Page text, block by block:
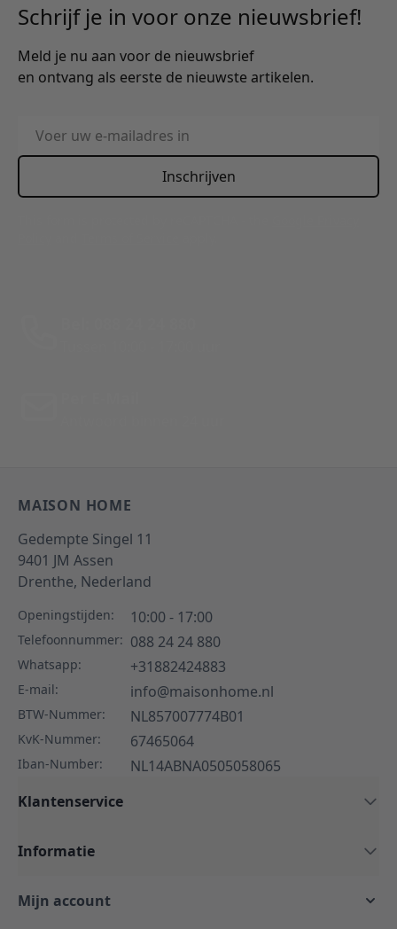
Schrijf je in voor onze nieuwsbrief!
Meld je nu aan voor de nieuwsbrief
en ontvang als eerste de nieuwste artikelen.
E-mailadres
Inschrijven
MAISON HOME
Gedempte Singel 11
9401 JM Assen
Drenthe, Nederland
Openingstijden: 10:00 - 17:00
Telefoonnummer: 088 24 24 880
Whatsapp: +31882424883
E-mail: info@maisonhome.nl
BTW-Nummer: NL857007774B01
KvK-Nummer: 67465064
Iban-Number:
NL14ABNA0505058065
Klantenservice
Informatie
Mijn account